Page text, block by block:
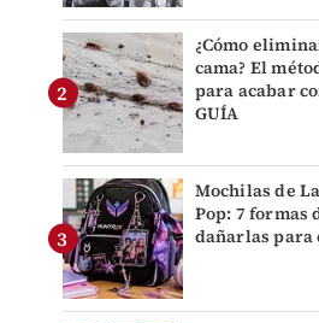
¿Cómo
cama? El
para acabar
GUÍA
Mochilas de
Pop: 7 formas
dañarlas para